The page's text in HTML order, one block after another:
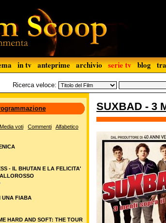
in tv anteprime archivio serie tv blog
Ricerca veloce:
SUXBAD - 3
Media voti Commenti Alfabetico
- IL BHUTAN E LA FELICITA'
UNA FIABA
HARD AND SOFT: THE TOUR